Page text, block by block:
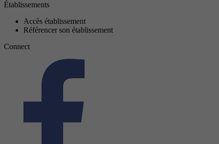
Établissements
Accès établissement
Référencer son établissement
Connect